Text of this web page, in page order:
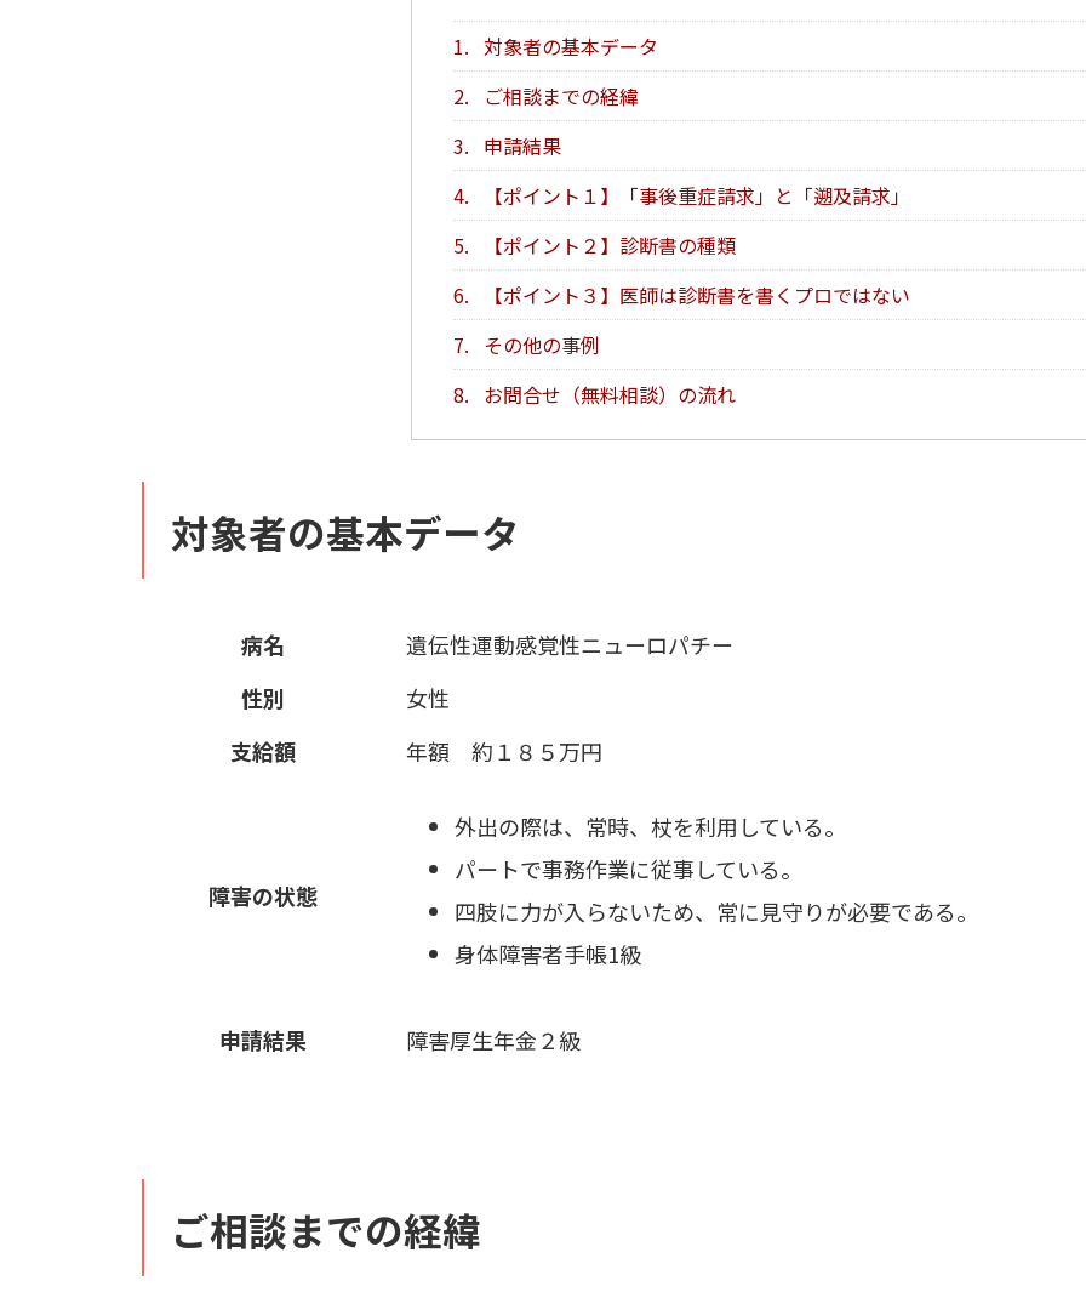
1. 対象者の基本データ
2.
ご相談までの経緯
3. 申請結果
4.
【ポイント１】「事後重症請求」と「遡及請求」
5.
【ポイント２】診断書の種類
6.
【ポイント３】医師は診断書を書くプロではない
7. その他の事例
8. お問合せ（無料相談）の流れ
対象者の基本データ
病名
遺伝性運動感覚性ニューロパチー
性別
女性
支給額
年額 約１８５万円
障害の状態
外出の際は、常時、杖を利用している。
パートで事務作業に従事している。
四肢に力が入らないため、常に見守りが必要である。
身体障害者手帳1級
申請結果 障害厚生年金２級
ご相談までの経緯